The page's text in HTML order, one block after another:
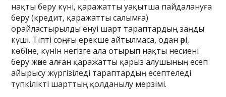
нақты беру күні, қаражатты уақытша пайдалануға
беру (кредит, қаражатты салымға)
орайластырылды енуі шарт тараптардың заңды
күші. Тіпті соңғы ерекше айтылмаса, одан әрі,
көбіне, күнін негізге ала отырып нақты несиені
беру және алған қаражатты қарыз алушының есеп
айырысу жүргізіледі тараптардың есептеледі
түпкілікті шарттың қолданылу мерзімі.